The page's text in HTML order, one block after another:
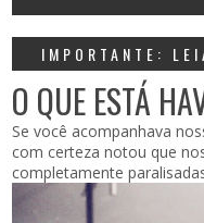
IMPORTANTE:
O QUE ESTÁ
Se você acompanhava
com certeza notou que
completamente